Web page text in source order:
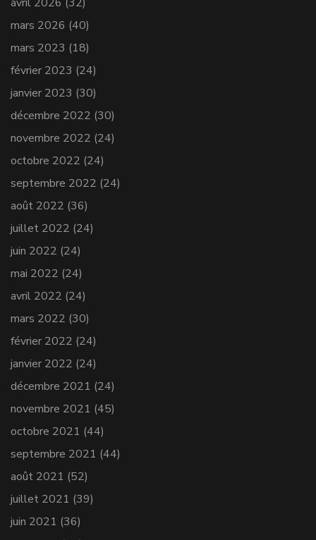
avril 2026 (32)
mars 2026 (40)
mars 2023 (18)
février 2023 (24)
janvier 2023 (30)
décembre 2022 (30)
novembre 2022 (24)
octobre 2022 (24)
septembre 2022 (24)
août 2022 (36)
juillet 2022 (24)
juin 2022 (24)
mai 2022 (24)
avril 2022 (24)
mars 2022 (30)
février 2022 (24)
janvier 2022 (24)
décembre 2021 (24)
novembre 2021 (45)
octobre 2021 (44)
septembre 2021 (44)
août 2021 (52)
juillet 2021 (39)
juin 2021 (36)